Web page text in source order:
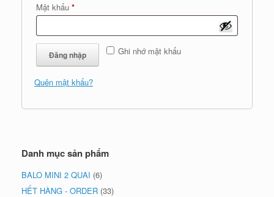
Mật khẩu *Bắt
Ghi nhớ mật khẩu
Đăng nhập
Quên mật khẩu?
Danh mục sản phẩm
BALO MINI 2 QUAI (6)
HẾT HÀNG - ORDER (33)